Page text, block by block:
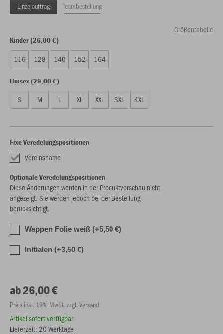
Einzelauftrag Teambestellung
Größentabelle
Kinder (26,00 €)
116 128 140 152 164
Unisex (29,00 €)
S M L XL XXL 3XL 4XL
Fixe Veredelungspositionen
Vereinsname
Optionale Veredelungspositionen
Diese Änderungen werden in der Produktvorschau nicht
angezeigt. Sie werden jedoch bei der Bestellung
berücksichtigt.
Wappen Folie weiß (+5,50 €)
Initialen (+3,50 €)
ab 26,00 €
Preis inkl. 19% MwSt. zzgl. Versand
Artikel sofort verfügbar
Lieferzeit: 20 Werktage